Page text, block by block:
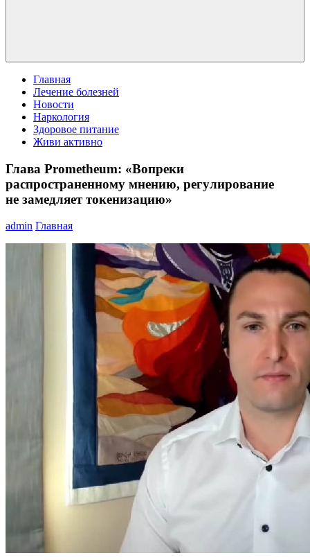
Главная
Лечение болезней
Новости
Наркология
Здоровое питание
Живи активно
Глава Prometheum: «Вопреки
распространенному мнению, регулирование
не замедляет токенизацию»
admin Главная